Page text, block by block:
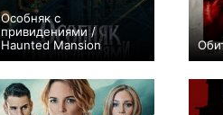
Особняк с
привидениями /
Haunted Mansion
+179